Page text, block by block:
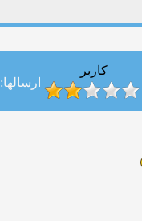
کاربر
ارسالها: 1806